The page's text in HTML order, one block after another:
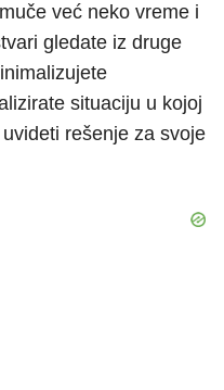
već neko vreme i
gledate iz druge
situaciju u kojoj
rešenje za svoje